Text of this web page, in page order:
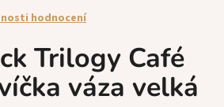
hodnocení
Trilogy Café
váza velká